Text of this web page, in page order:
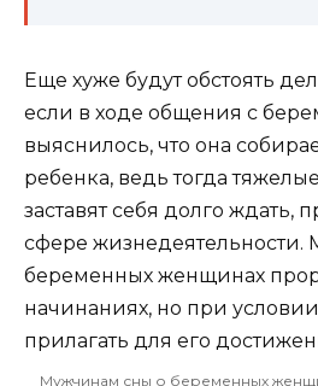
Еще хуже будут обстоять
если в ходе общения с
выяснилось, что она
ребенка, ведь тогда
заставят себя долго ждать,
сфере
беременных женщинах
начинаниях, но при
прилагать для его
Мужчинам сны о беременных